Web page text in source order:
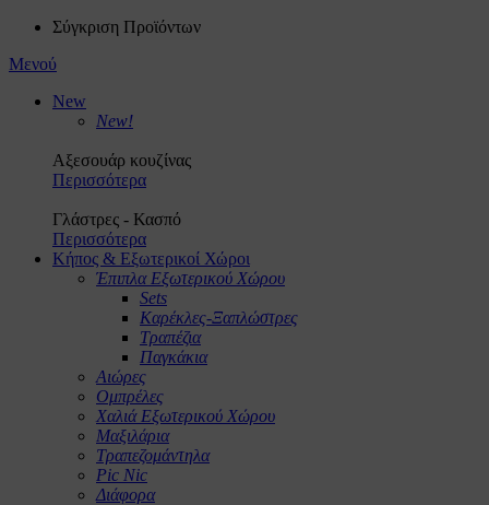
Σύγκριση Προϊόντων
Μενού
New
New!
Αξεσουάρ κουζίνας
Περισσότερα
Γλάστρες - Κασπό
Περισσότερα
Κήπος & Εξωτερικοί Χώροι
Έπιπλα Εξωτερικού Χώρου
Sets
Καρέκλες-Ξαπλώστρες
Τραπέζια
Παγκάκια
Αιώρες
Ομπρέλες
Χαλιά Εξωτερικού Χώρου
Μαξιλάρια
Τραπεζομάντηλα
Pic Nic
Διάφορα